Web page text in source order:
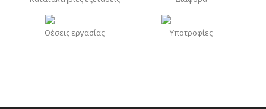
Θέσεις εργασίας Υποτροφίες